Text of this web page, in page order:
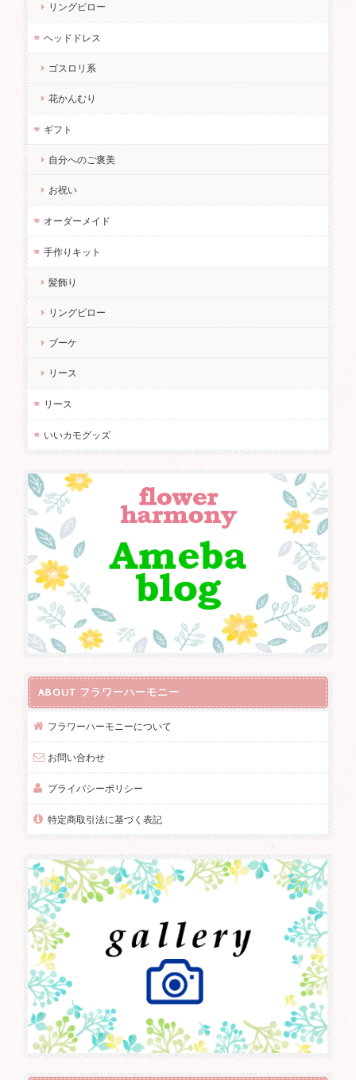
リングピロー
ヘッドドレス
ゴスロリ系
花かんむり
ギフト
自分へのご褒美
お祝い
オーダーメイド
手作りキット
髪飾り
リングピロー
ブーケ
リース
リース
いいカモグッズ
ABOUT フラワーハーモニー
フラワーハーモニーについて
お問い合わせ
プライバシーポリシー
特定商取引法に基づく表記